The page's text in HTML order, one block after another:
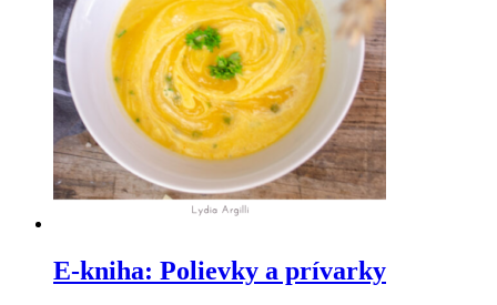
E-kniha: Polievky a prívarky